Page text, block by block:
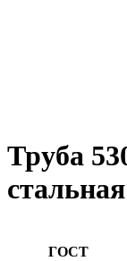
Труба
ГОСТ